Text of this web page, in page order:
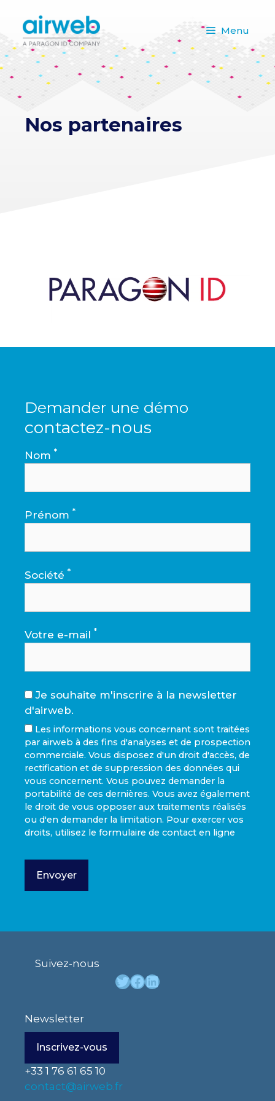
contenu
Menu
Nos partenaires
Demander une démo
contactez-nous
Nom *
Prénom *
Société *
Votre e-mail *
Je souhaite m'inscrire à la newsletter
d'airweb.
Les informations vous concernant sont traitées
par airweb à des fins d'analyses et de prospection
commerciale. Vous disposez d'un droit d'accès, de
rectification et de suppression des données qui
vous concernent. Vous pouvez demander la
portabilité de ces dernières. Vous avez également
le droit de vous opposer aux traitements réalisés
ou d'en demander la limitation. Pour exercer vos
droits, utilisez le formulaire de contact en ligne
Suivez-nous
Twitter
Facebook
LinkedIn
Newsletter
Inscrivez-vous
+33 1 76 61 65 10
contact@airweb.fr